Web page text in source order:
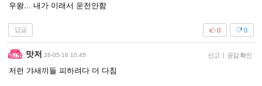
우왕... 내가 이래서 운전안함
답글 0
0
맛저 26-05-16 10:45 신고 | 공감 확인
저런 갸새끼들 피하려다 더 다침